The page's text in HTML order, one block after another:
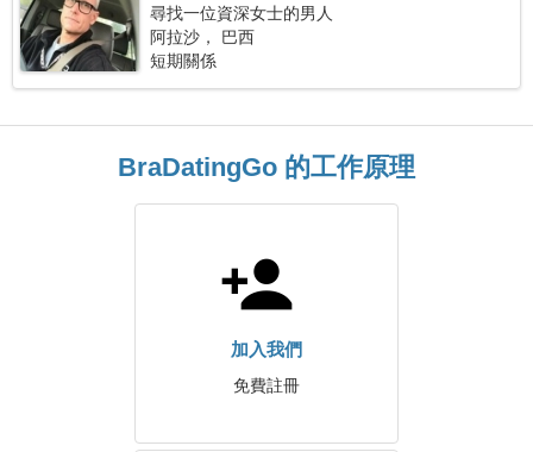
尋找一位資深女士的男人
阿拉沙， 巴西
短期關係
BraDatingGo 的工作原理
加入我們
免費註冊